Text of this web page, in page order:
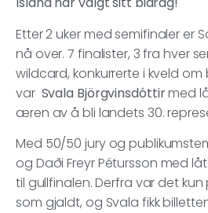
Etter 2 uker med semifinaler er
nå over. 7 finalister, 3 fra hver
wildcard, konkurrerte i kveld om
var Svala Björgvinsdóttirmed
æren av å bli landets 30.
Med 50/50 jury og
og Daði Freyr Pétursson med
til gullfinalen. Derfra var det
som gjaldt, og Svala fikk